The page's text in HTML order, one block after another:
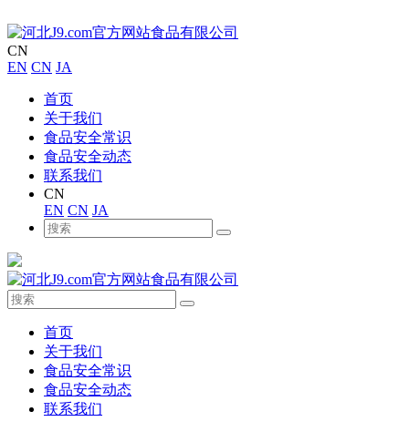
CN
EN CN JA
首页
关于我们
食品安全常识
食品安全动态
联系我们
CN
EN CN JA
首页
关于我们
食品安全常识
食品安全动态
联系我们